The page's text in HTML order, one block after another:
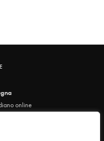
online
Claudia Marin